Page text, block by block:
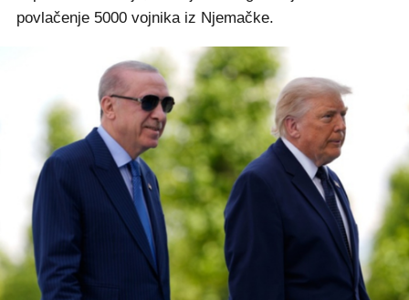
povlačenje 5000 vojnika iz Njemačke.